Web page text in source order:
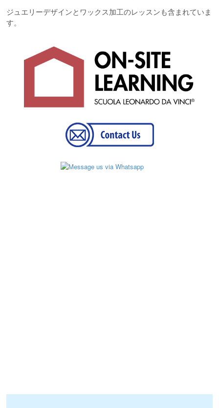
ジュエリーデザインとワックス加工のレッスンも含まれていま
す。